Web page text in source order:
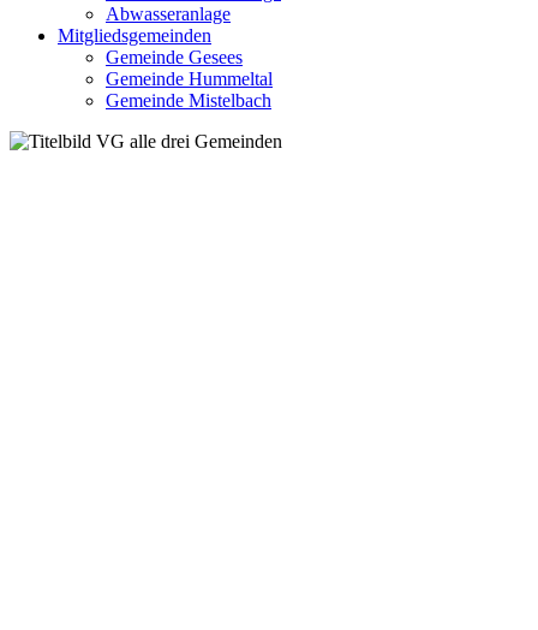
Abwasseranlage
Mitgliedsgemeinden
Gemeinde Gesees
Gemeinde Hummeltal
Gemeinde Mistelbach